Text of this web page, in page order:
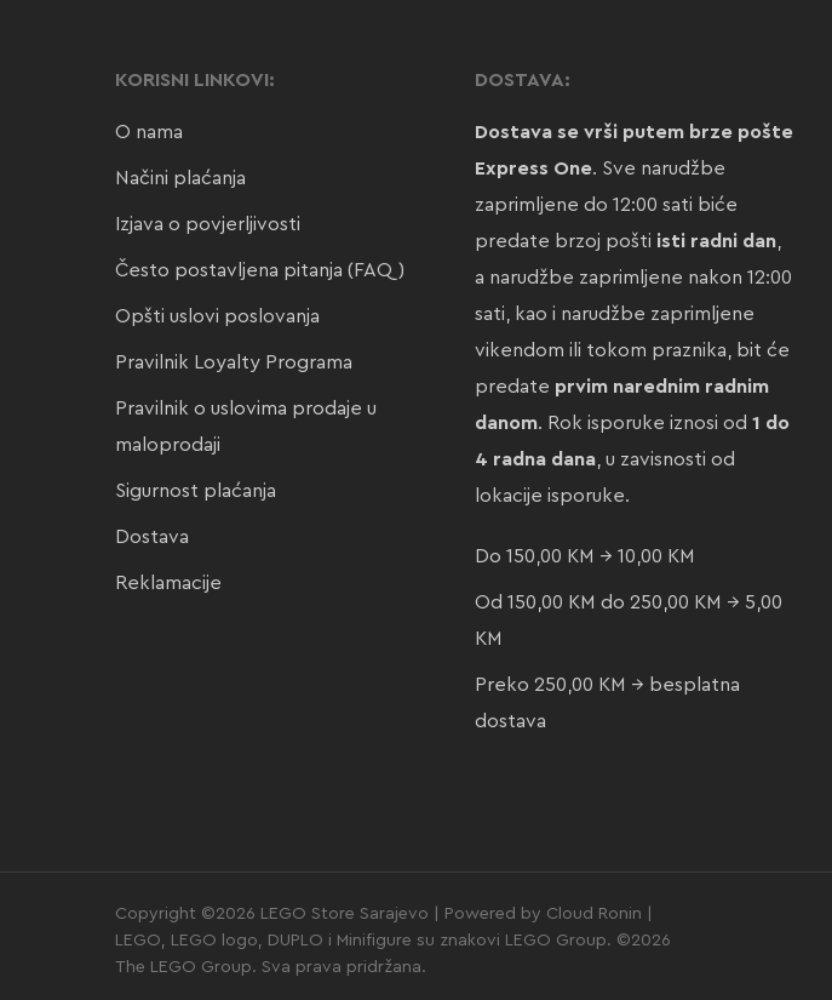
KORISNI LINKOVI:
O nama
Načini plaćanja
Izjava o povjerljivosti
Često postavljena pitanja (FAQ)
Opšti uslovi poslovanja
Pravilnik Loyalty Programa
Pravilnik o uslovima prodaje u
maloprodaji
Sigurnost plaćanja
Dostava
Reklamacije
DOSTAVA:
Dostava se vrši putem brze pošte
Express One. Sve narudžbe
zaprimljene do 12:00 sati biće
predate brzoj pošti isti radni dan,
a narudžbe zaprimljene nakon 12:00
sati, kao i narudžbe zaprimljene
vikendom ili tokom praznika, bit će
predate prvim narednim radnim
danom. Rok isporuke iznosi od 1 do
4 radna dana, u zavisnosti od
lokacije isporuke.
Do 150,00 KM → 10,00 KM
Od 150,00 KM do 250,00 KM → 5,00
KM
Preko 250,00 KM → besplatna
dostava
Copyright ©2026 LEGO Store Sarajevo | Powered by Cloud Ronin |
LEGO, LEGO logo, DUPLO i Minifigure su znakovi LEGO Group. ©2026
The LEGO Group. Sva prava pridržana.